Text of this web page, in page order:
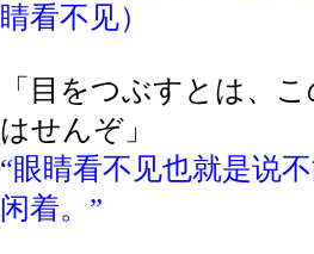
睛看不见）
「目をつぶすとは、
はせんぞ」
“眼睛看不见也就是说
闲着。”